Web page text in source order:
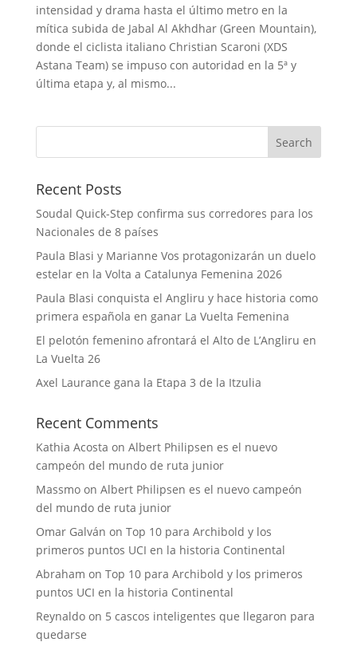
intensidad y drama hasta el último metro en la
mítica subida de Jabal Al Akhdhar (Green Mountain),
donde el ciclista italiano Christian Scaroni (XDS
Astana Team) se impuso con autoridad en la 5ª y
última etapa y, al mismo...
Recent Posts
Soudal Quick-Step confirma sus corredores para los
Nacionales de 8 países
Paula Blasi y Marianne Vos protagonizarán un duelo
estelar en la Volta a Catalunya Femenina 2026
Paula Blasi conquista el Angliru y hace historia como
primera española en ganar La Vuelta Femenina
El pelotón femenino afrontará el Alto de L’Angliru en
La Vuelta 26
Axel Laurance gana la Etapa 3 de la Itzulia
Recent Comments
Kathia Acosta on Albert Philipsen es el nuevo
campeón del mundo de ruta junior
Massmoon Albert Philipsen es el nuevo campeón
del mundo de ruta junior
Omar Galván on Top 10 para Archibold y los
primeros puntos UCI en la historia Continental
Abraham on Top 10 para Archibold y los primeros
puntos UCI en la historia Continental
Reynaldoon 5 cascos inteligentes que llegaron para
quedarse